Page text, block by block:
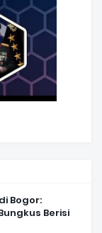
Bogor:
Berisi